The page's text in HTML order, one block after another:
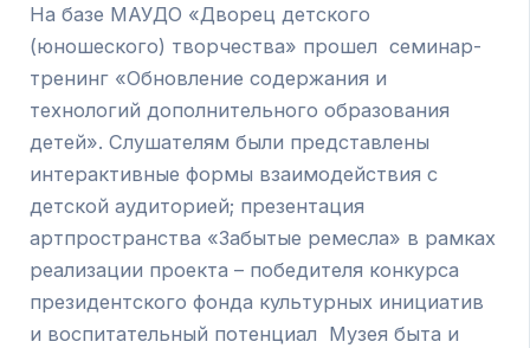
На базе МАУДО «Дворец детского
(юношеского) творчества» прошел семинар-
тренинг «Обновление содержания и
технологий дополнительного образования
детей». Слушателям были представлены
интерактивные формы взаимодействия с
детской аудиторией; презентация
артпространства «Забытые ремесла» в рамках
реализации проекта – победителя конкурса
президентского фонда культурных инициатив
и воспитательный потенциал Музея быта и